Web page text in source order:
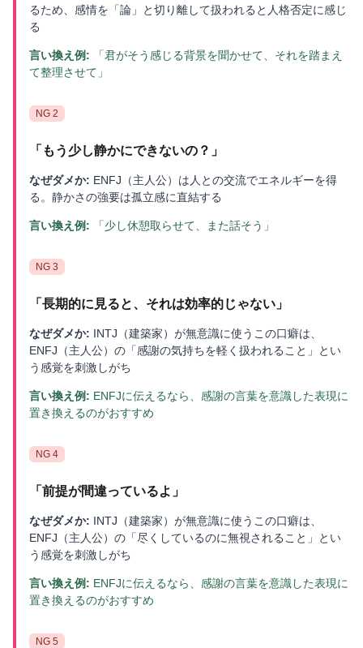
るため、感情を「論」と切り離して扱われると人格否定に感じ
る
言い換え例:
「君がそう感じる背景を聞かせて、それを踏まえ
て整理させて」
NG 2
「 もう少し静かにできないの？ 」
なぜダメか: ENFJ（主人公）は人との交流でエネルギーを得
る。静かさの強要は孤立感に直結する
言い換え例: 「少し休憩取らせて、また話そう」
NG 3
「 長期的に見ると、それは効率的じゃない 」
なぜダメか: INTJ（建築家）が無意識に使うこの口癖は、
ENFJ（主人公）の「感謝の気持ちを軽く扱われること」とい
う感覚を刺激しがち
言い換え例: ENFJに伝えるなら、感謝の言葉を意識した表現に
置き換えるのがおすすめ
NG 4
「 前提が間違っているよ 」
なぜダメか: INTJ（建築家）が無意識に使うこの口癖は、
ENFJ（主人公）の「尽くしているのに無視されること」とい
う感覚を刺激しがち
言い換え例: ENFJに伝えるなら、感謝の言葉を意識した表現に
置き換えるのがおすすめ
NG 5